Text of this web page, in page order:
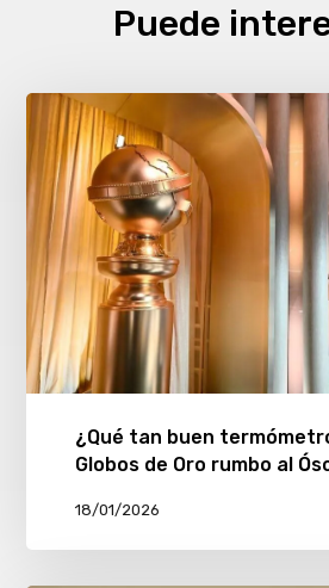
Puede
¿Qué tan buen
Globos de Oro rumbo al
18/01/2026